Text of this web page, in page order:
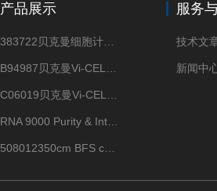
产品展示 服务
技术文
新闻中